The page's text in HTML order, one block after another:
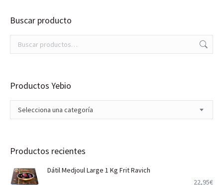
Buscar producto
Productos Yebio
Selecciona una categoría
Productos recientes
Dátil Medjoul Large 1 Kg Frit Ravich
22,95€